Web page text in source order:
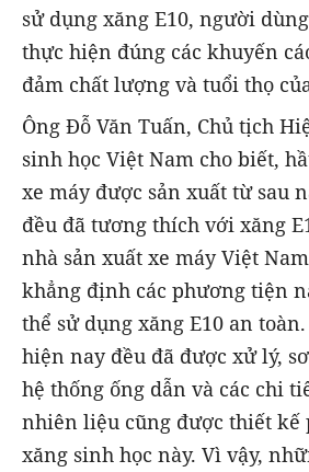
sử dụng xăng E10, người
thực hiện đúng các khuyến
đảm chất lượng và tuổi thọ
Ông Đỗ Văn Tuấn, Chủ tịch
sinh học Việt Nam cho biết,
xe máy được sản xuất từ sau
đều đã tương thích với xăng
nhà sản xuất xe máy Việt
khẳng định các phương tiện
thể sử dụng xăng E10 an
hiện nay đều đã được xử lý,
hệ thống ống dẫn và các chi
nhiên liệu cũng được thiết kế
xăng sinh học này. Vì vậy,